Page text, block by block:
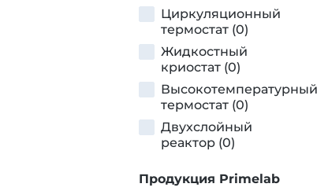
Циркуляционный
термостат (0)
Жидкостный
криостат (0)
Высокотемпературный
термостат (0)
Двухслойный
реактор (0)
Продукция Primelab